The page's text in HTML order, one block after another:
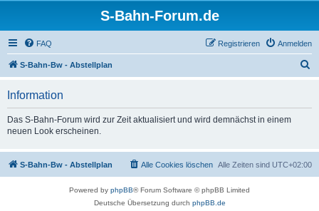
S-Bahn-Forum.de
FAQ Anmelden
Registrieren
S-Bahn-Bw - Abstellplan
Information
Das S-Bahn-Forum wird zur Zeit aktualisiert und wird demnächst in einem
neuen Look erscheinen.
S-Bahn-Bw - Abstellplan Alle Zeiten sind UTC+02:00
Alle Cookies löschen
Powered by phpBB® Forum Software © phpBB Limited
Deutsche Übersetzung durch phpBB.de